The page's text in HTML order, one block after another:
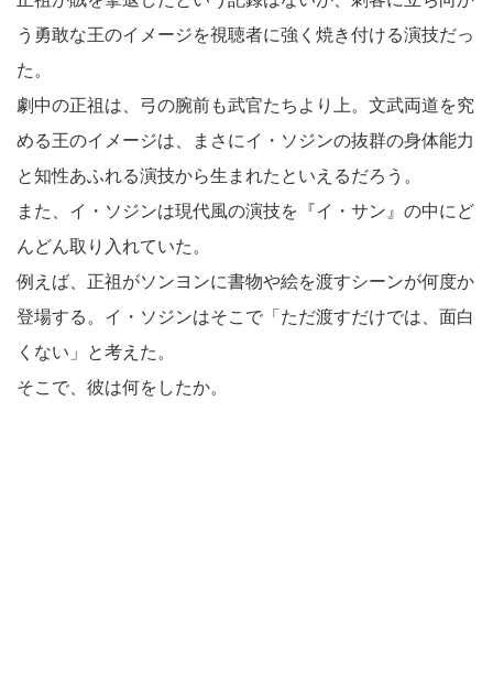
う勇敢な王のイメージを視聴者に強く焼き付ける演技だっ
た。
劇中の正祖は、弓の腕前も武官たちより上。文武両道を究
める王のイメージは、まさにイ・ソジンの抜群の身体能力
と知性あふれる演技から生まれたといえるだろう。
また、イ・ソジンは現代風の演技を『イ・サン』の中にど
んどん取り入れていた。
例えば、正祖がソンヨンに書物や絵を渡すシーンが何度か
登場する。イ・ソジンはそこで「ただ渡すだけでは、面白
くない」と考えた。
そこで、彼は何をしたか。